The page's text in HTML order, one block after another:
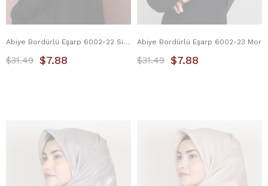
Abiye Bordürlü Eşarp 6002-22 Siyah
$7.88
$31.49
Abiye Bordürlü Eşarp 6002-23 Mor
$7.88
$31.49